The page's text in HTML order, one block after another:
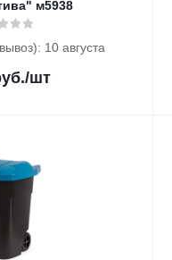
м5938
10 августа
/шт